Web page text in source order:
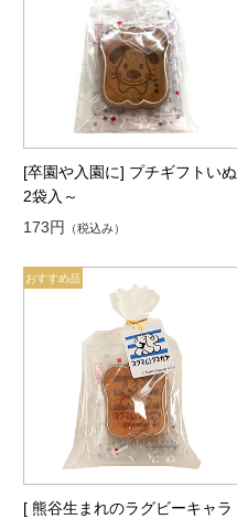
[卒園や入園に] プチギフトいぬ
2袋入～
173円
（税込み）
[ 熊谷生まれのラグビーキャラ